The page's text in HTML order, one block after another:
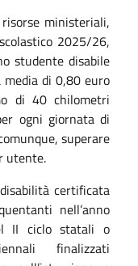
ministeriali,
2025/26,
studente disabile
media di 0,80 euro
di 40 chilometri
ogni giornata di
superare
utente.
certificata
nell’anno
II ciclo statali o
finalizzati